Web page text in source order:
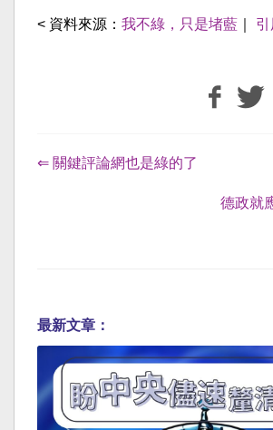
< 資料來源： 我不綠，只是堵藍
⇐ 關鍵評論網也是綠的了
德政就
最新文章：